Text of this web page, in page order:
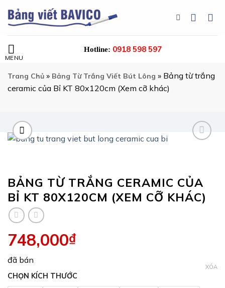
đến
dung
Hotline: 0918 598 597
Trang Chủ » Bảng Từ Trắng Viết Bút Lông » Bảng từ trắng
ceramic của Bỉ KT 80x120cm (Xem cỡ khác)
BẢNG TỪ TRẮNG CERAMIC CỦA
BỈ KT 80X120CM (XEM CỠ KHÁC)
748,000₫
đã bán
CHỌN KÍCH THƯỚC
XÓA